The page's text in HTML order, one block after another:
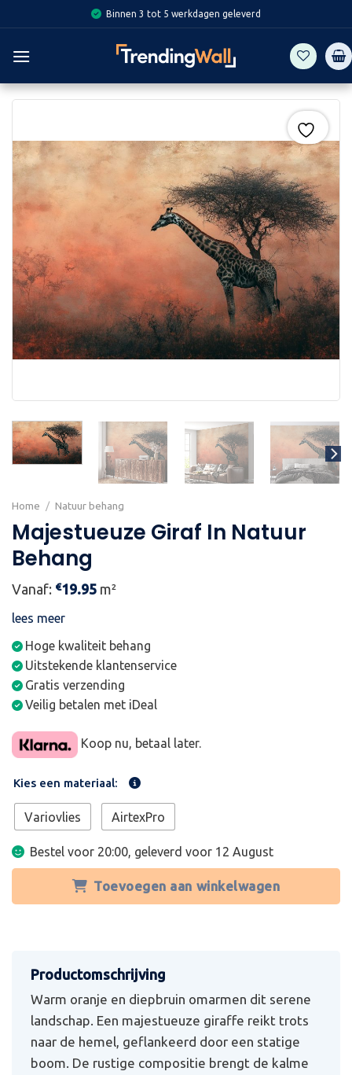
to
content
Binnen 3 tot 5 werkdagen geleverd
Home / Natuur behang
Majestueuze Giraf In Natuur
Behang
Vanaf: €19.95 m²
lees meer
Hoge kwaliteit behang
Uitstekende klantenservice
Gratis verzending
Veilig betalen met iDeal
Koop nu, betaal later.
Kies een materiaal:
Variovlies AirtexPro
Bestel voor 20:00, geleverd voor 12 August
Toevoegen aan winkelwagen
Warm oranje en diepbruin omarmen dit serene
landschap. Een majestueuze giraffe reikt trots
naar de hemel, geflankeerd door een statige
boom. De rustige compositie brengt de kalme